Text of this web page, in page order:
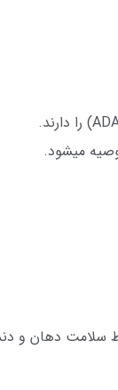
میشود.
سلامت دهان